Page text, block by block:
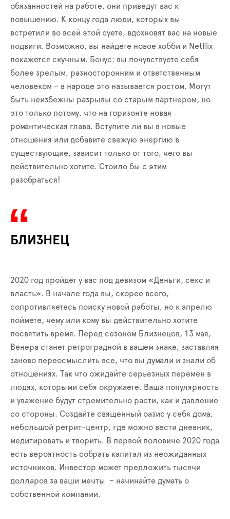
обязанностей на работе, они приведут вас к
повышению. К концу года люди, которых вы
встретили во всей этой суете, вдохновят вас на новые
подвиги. Возможно, вы найдете новое хобби и Netflix
покажется скучным. Бонус: вы почувствуете себя
более зрелым, разносторонним и ответственным
человеком – в народе это называется ростом. Могут
быть неизбежны разрывы со старым партнером, но
это только потому, что на горизонте новая
романтическая глава. Вступите ли вы в новые
отношения или добавите свежую энергию в
существующие, зависит только от того, чего вы
действительно хотите. Стоило бы с этим
разобраться!
БЛИЗНЕЦ
2020 год пройдет у вас под девизом «Деньги, секс и
власть». В начале года вы, скорее всего,
сопротивляетесь поиску новой работы, но к апрелю
поймете, чему или кому вы действительно хотите
посвятить время. Перед сезоном Близнецов, 13 мая,
Венера станет ретроградной в вашем знаке, заставляя
заново переосмыслить все, что вы думали и знали об
отношениях. Так что ожидайте серьезных перемен в
людях, которыми себя окружаете. Ваша популярность
и уважение будут стремительно расти, как и давление
со стороны. Создайте священный оазис у себя дома,
небольшой ретрит-центр, где можно вести дневник,
медитировать и творить. В первой половине 2020 года
есть вероятность собрать капитал из неожиданных
источников. Инвестор может предложить тысячи
долларов за ваши мечты – начинайте думать о
собственной компании.